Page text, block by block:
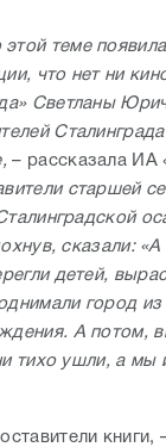
теме
что нет ни
Светланы
– рассказала ИА
старшей
сказали:
детей,
город
А потом,
тихо ушли, а мы
книги,